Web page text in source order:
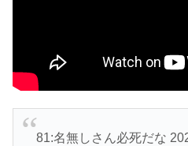
81:名無しさん必死だな